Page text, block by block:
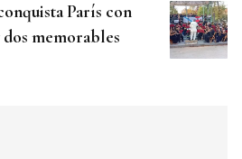
París con
dos memorables